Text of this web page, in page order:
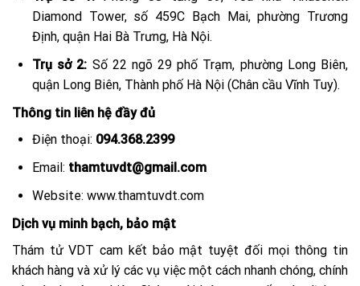
Diamond Tower, số 459C Bạch Mai, phường Trương
Định, quận Hai Bà Trưng, Hà Nội.
Trụ sở 2: Số 22 ngõ 29 phố Trạm, phường Long Biên,
quận Long Biên, Thành phố Hà Nội (Chân cầu Vĩnh Tuy).
Thông tin liên hệ đầy đủ
Điện thoại: 094.368.2399
Email: thamtuvdt@gmail.com
Website: www.thamtuvdt.com
Dịch vụ minh bạch, bảo mật
Thám tử VDT cam kết bảo mật tuyệt đối mọi thông tin
khách hàng và xử lý các vụ việc một cách nhanh chóng, chính